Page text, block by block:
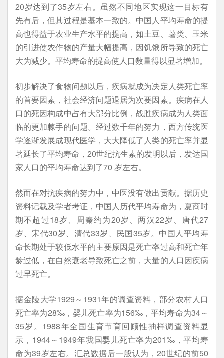
20岁达到了35岁左右。虽然不同地区实现这一目标有
先有后，但其过程是基本一致的。中国人平均寿命的提
高也得益于农业生产水平的提高，如土豆、薯类、玉米
的引进使农作物的产量大幅提高，因饥饿所导致的死亡
大为减少。平均寿命的提高使人口数量得以显著增加。
初步解决了食物问题以后，疾病就成为决定人类死亡率
的首要因素，社会经济问题退居为次要因素。疾病在人
口的死因构成中占有大部分比例，战胜疾病成为人类面
临的更加棘手的问题。经过数千年的努力，西方传统医
学逐渐发展成现代医学，大大降低了人类的死亡率并显
著延长了平均寿命，20世纪抗生素的发明以后，发达国
家人口的平均寿命达到了70 岁左右。
然而在对抗疾病的努力中，中医没有做出贡献。据历史
资料记载及学者考证，中国人历代平均寿命为，夏商时
期不超过18岁、周秦约为20岁、两汉22岁、唐代27
岁、宋代30岁、清代33岁、民国35岁。中国人平均寿
命长期处于较低水平的主要原因是死亡率过高和死亡年
龄过低，在自然衰老导致死亡之前，大量的人口因疾病
过早死亡。
据金陵大学1929～1931年的调查资料，部分农村人口
死亡率为28‰，婴儿死亡率为156‰，平均寿命为34～
35岁。1988年全国生育节育回顾性抽样调查资料显
示，1944～1949年我国婴儿死亡率为201‰，平均寿
命为39岁左右。汇总数据后一般认为，20世纪的前50